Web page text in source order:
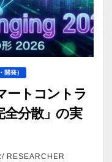
開発）
ートコントラ
分散」の実
RESEARCHER